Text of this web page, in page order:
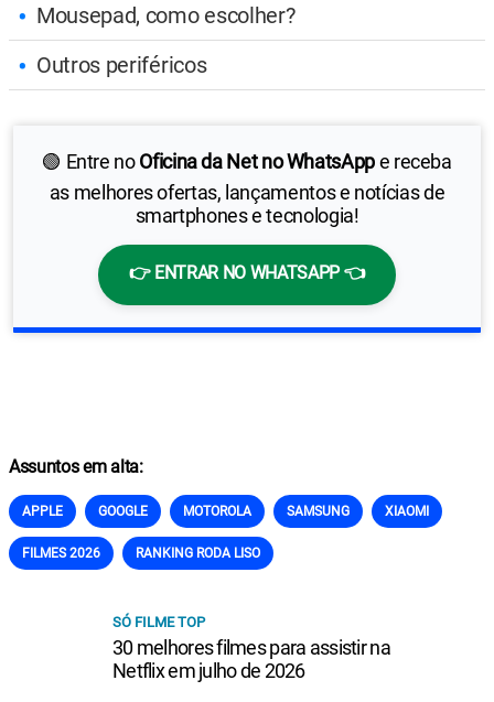
Mousepad, como escolher?
Outros periféricos
🟢 Entre noOficina da Net no WhatsAppe receba
as melhores ofertas, lançamentos e notícias de
smartphones e tecnologia!
👉 ENTRAR NO WHATSAPP 👈
Assuntos em alta:
APPLE GOOGLE MOTOROLA SAMSUNG XIAOMI
FILMES 2026 RANKING RODA LISO
SÓ FILME TOP
30 melhores filmes para assistir na
Netflix em julho de 2026